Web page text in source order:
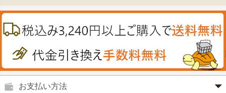
肌・皮膚のお薬
絆創膏
殺菌消毒液
鼻炎薬
肝油
鉄
ノコギリヤシ
グルコサミン
田七人参
うどん・そば
喜多方ラーメン
カレー・シチュー
お支払い方法